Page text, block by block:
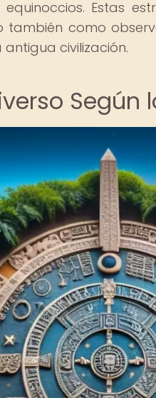
Estas
también como
civilización.
Según